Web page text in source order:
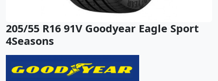
205/55 R16 91V Goodyear Eagle Sport
4Seasons